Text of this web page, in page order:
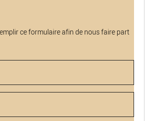
ce formulaire afin de nous faire part